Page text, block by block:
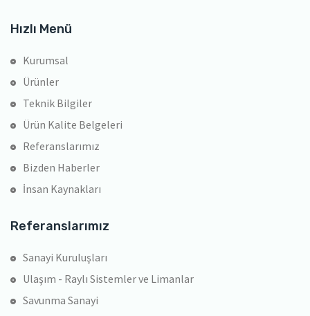
Hızlı Menü
Kurumsal
Ürünler
Teknik Bilgiler
Ürün Kalite Belgeleri
Referanslarımız
Bizden Haberler
İnsan Kaynakları
Referanslarımız
Sanayi Kuruluşları
Ulaşım - Raylı Sistemler ve Limanlar
Savunma Sanayi